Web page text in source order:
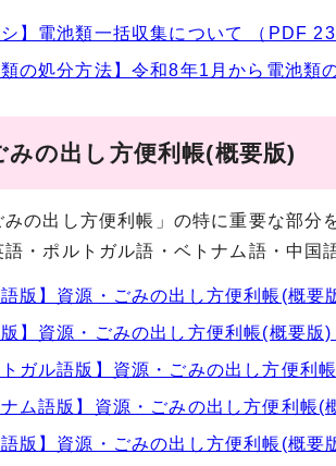
】電池類一括収集について （PDF
の処分方法】令和8年1月から電池類
みの出し方便利帳(概要版)
の出し方便利帳」の特に重要な部分
・ポルトガル語・ベトナム語・中国
版】資源・ごみの出し方便利帳(概要
】資源・ごみの出し方便利帳(概要版)
ガル語版】資源・ごみの出し方便利
ム語版】資源・ごみの出し方便利帳(
版】資源・ごみの出し方便利帳(概要